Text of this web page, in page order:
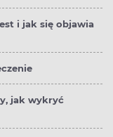
i jak się objawia
jak wykryć